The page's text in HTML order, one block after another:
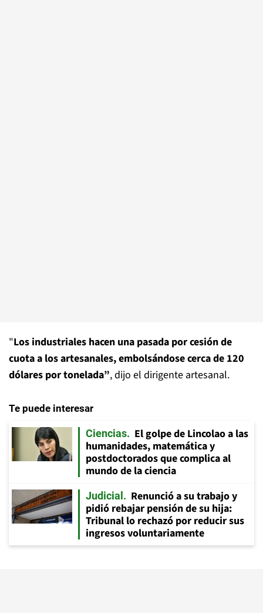
"Los industriales hacen una pasada por cesión de
cuota a los artesanales,embolsándose cerca de 120
dólares por tonelada”, dijo el dirigente artesanal.
Te puede interesar
Ciencias
El golpe de Lincolao a las
humanidades, matemática y
postdoctorados que complica al
mundo de la ciencia
Judicial
Renunció a su trabajo y
pidió rebajar pensión de su hija:
Tribunal lo rechazó por reducir sus
ingresos voluntariamente